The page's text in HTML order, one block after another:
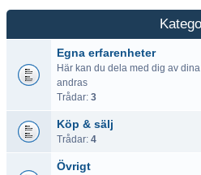
Egna erfarenheter
Här kan du dela med dig av
andras
Trådar: 3
Köp & sälj
Trådar: 4
Övrigt